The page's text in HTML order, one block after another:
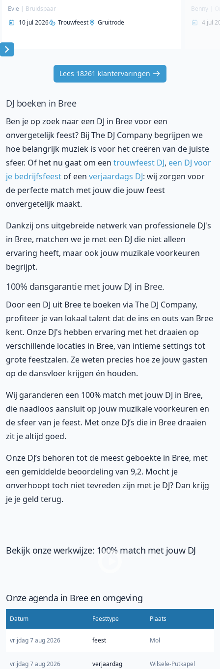
Evie | Bruidspaar
10 jul 2026
Trouwfeest Gruitrode
Benny
4 jul
Item
Lees 18261 klantervaringen
DJ boeken in Bree
Ben je op zoek naar een DJ in Bree voor een
onvergetelijk feest? Bij The DJ Company begrijpen we
hoe belangrijk muziek is voor het creëren van de juiste
sfeer. Of het nu gaat om een trouwfeest DJ, een DJ voor
je bedrijfsfeest of een verjaardags DJ: wij zorgen voor
de perfecte match met jouw die jouw feest
onvergetelijk maakt.
Dankzij ons uitgebreide netwerk van professionele DJ's
in Bree, matchen we je met een DJ die niet alleen
ervaring heeft, maar ook jouw muzikale voorkeuren
begrijpt.
100% dansgarantie met jouw DJ in Bree.
Door een DJ uit Bree te boeken via The DJ Company,
profiteer je van lokaal talent dat de ins en outs van Bree
kent. Onze DJ's hebben ervaring met het draaien op
verschillende locaties in Bree, van intieme settings tot
grote feestzalen. Ze weten precies hoe ze jouw gasten
op de dansvloer krijgen én houden.
Wij garanderen een 100% match met jouw DJ in Bree,
die naadloos aansluit op jouw muzikale voorkeuren en
de sfeer van je feest. Met onze DJ’s die in Bree draaien
zit je altijd goed.
Onze DJ’s behoren tot de meest geboekte in Bree, met
een gemiddelde beoordeling van 9,2. Mocht je
onverhoopt toch niet tevreden zijn met je DJ? Dan krijg
je je geld terug.
Bekijk onze werkwijze: 100% match met jouw DJ
Onze agenda in Bree en omgeving
Datum Feesttype Plaats
vrijdag 7 aug 2026 feest Mol
vrijdag 7 aug 2026 verjaardag Wilsele-Putkapel